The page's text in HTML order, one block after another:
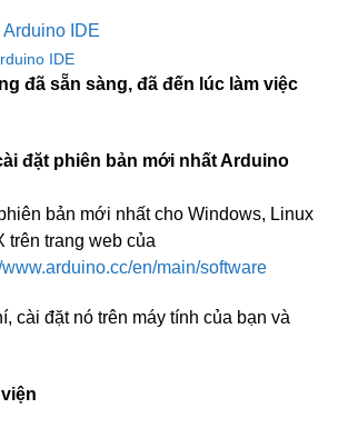
đã sẵn sàng, đã đến lúc làm việc
đặt phiên bản mới nhất Arduino
bản mới nhất cho Windows, Linux
trên trang web của
www.arduino.cc/en/main/software
cài đặt nó trên máy tính của bạn và